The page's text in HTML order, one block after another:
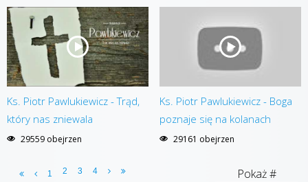
Ks. Piotr Pawlukiewicz - Trąd,
który nas zniewala
29559 obejrzen
Ks. Piotr Pawlukiewicz - Boga
poznaje się na kolanach
29161 obejrzen
Pokaż #
1 2 3 4